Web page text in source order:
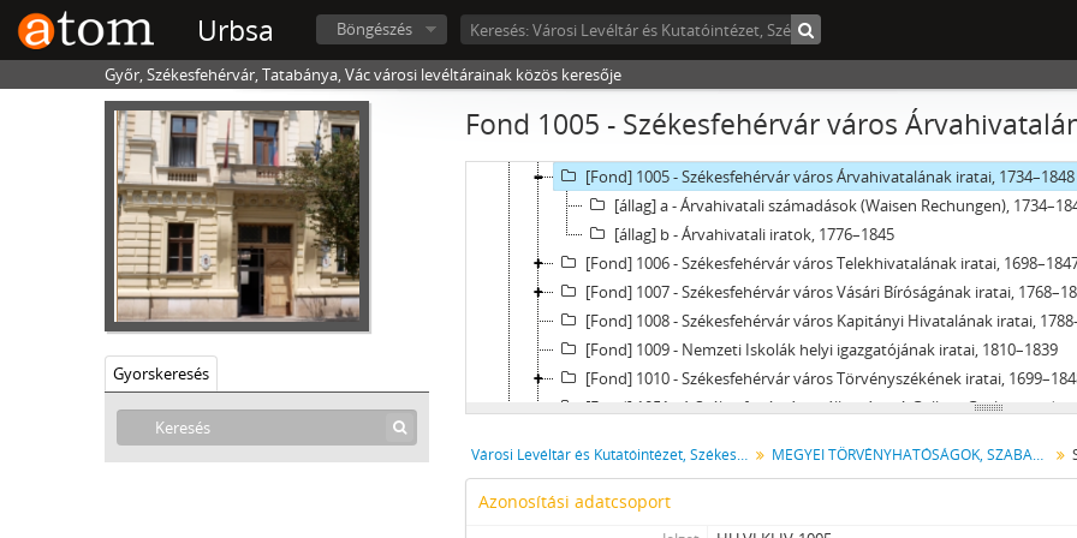
Urbsa Böngészés
Győr, Székesfehérvár, Tatabánya, Vác városi levéltárainak közös keresője
Gyorskeresés
Fond 1005 - Székesfehérvár város
[fondfőcsoport] IV - MEGYEI TÖRVÉNYHATÓSÁGOK, SZABAD KIRÁLYI
[Fond] 1001 - Királyi biztosok iratai, 1783–1845
[Fond] 1002 - Székesfehérvár város Tanácsának iratai, 1688–1848
[Fond] 1003 - Székesfehérvár város Kamarási Hivatalának iratai,
[Fond] 1005 - Székesfehérvár város Árvahivatalának iratai, 1734–1848
[állag] a - Árvahivatali számadások (Waisen Rechungen),
[állag] b - Árvahivatali iratok, 1776–1845
[Fond] 1006 - Székesfehérvár város Telekhivatalának iratai,
[Fond] 1007 - Székesfehérvár város Vásári Bíróságának iratai,
[Fond] 1008 - Székesfehérvár város Kapitányi Hivatalának iratai,
[Fond] 1009 - Nemzeti Iskolák helyi igazgatójának iratai, 1810–1839
[Fond] 1010 - Székesfehérvár város Törvényszékének iratai,
[Fond] 1051 - A Székesfehérváron állomásozó Gollner Gyalogezred
[Fond] 1101 - Székesfehérvár város ideiglenes cs. és kir. Biztosának
[Fond] 1102 - Székesfehérvár város Bizottmányi Közgyűlésének iratai,
Városi Levéltár és Kutatóintézet, Székesfehérvár MEGYEI TÖRVÉNYHATÓSÁGOK, SZABAD KIRÁLYI VÁROSOK ÉS TÖRVÉNYHATÓSÁGI JOGÚ VÁROSOK
Azonosítási adatcsoport